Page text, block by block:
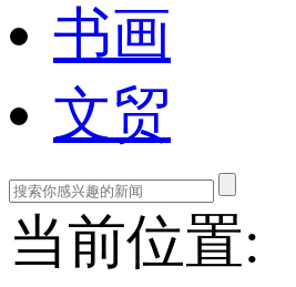
书画
文贸
当前位置: